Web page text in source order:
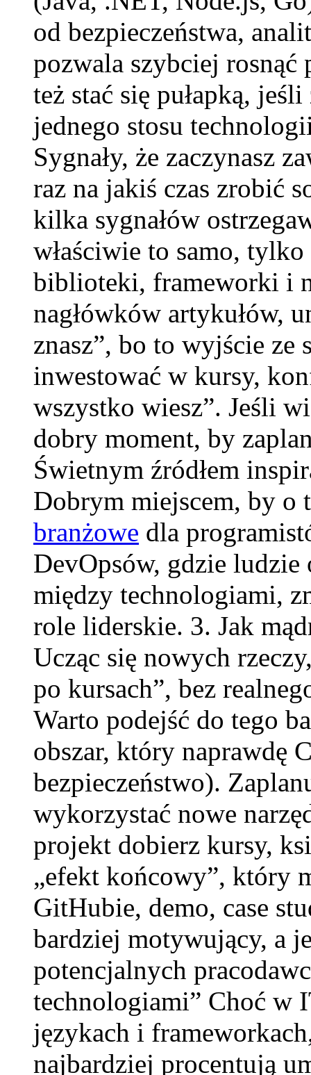
od bezpieczeństwa,
pozwala szybciej rosnąć
też stać się pułapką,
jednego stosu
Sygnały, że zaczynasz
raz na jakiś czas zrobić
kilka sygnałów
właściwie to samo,
biblioteki, frameworki i
nagłówków artykułów,
znasz”, bo to wyjście ze
inwestować w kursy,
wszystko wiesz”. Jeśli
dobry moment, by
Świetnym źródłem
Dobrym miejscem, by o
branżowe dla
DevOpsów, gdzie ludzie
między technologiami,
role liderskie. 3. Jak
Ucząc się nowych
po kursach”, bez
Warto podejść do tego
obszar, który naprawdę
bezpieczeństwo).
wykorzystać nowe
projekt dobierz kursy,
„efekt końcowy”, który
GitHubie, demo, case
bardziej motywujący, a
potencjalnych
technologiami” Choć w
językach i
najbardziej procentują